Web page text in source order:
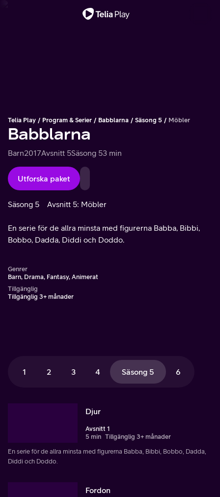
Telia Play Program & Serier Babblarna Säsong 5 Möbler
Babblarna
Barn2017Avsnitt 5Säsong 53 min
Utforska paket
Säsong 5 Avsnitt 5: Möbler
En serie för de allra minsta med figurerna Babba, Bibbi,
Bobbo, Dadda, Diddi och Doddo.
Genrer
Barn, Drama, Fantasy, Animerat
Tillgänglig
Tillgänglig 3+ månader
1 2 3 4 Säsong 5 6
Djur
Avsnitt 1
5 min Tillgänglig 3+ månader
En serie för de allra minsta med figurerna Babba, Bibbi, Bobbo, Dadda,
Diddi och Doddo.
Fordon